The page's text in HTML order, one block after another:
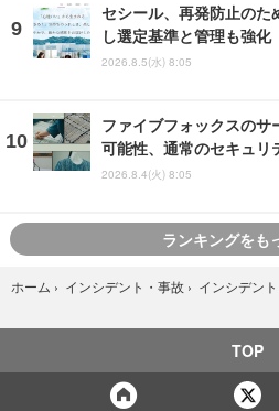
セシール、再発防止のた
し選定基準と管理も強化
2026.8.5(水) 8:05
ファイブフォックスの
可能性、通常のセキュリ
2026.8.4(火) 8:05
ランキングをも
ホーム › インシデント・事故 › インシデン
TOP